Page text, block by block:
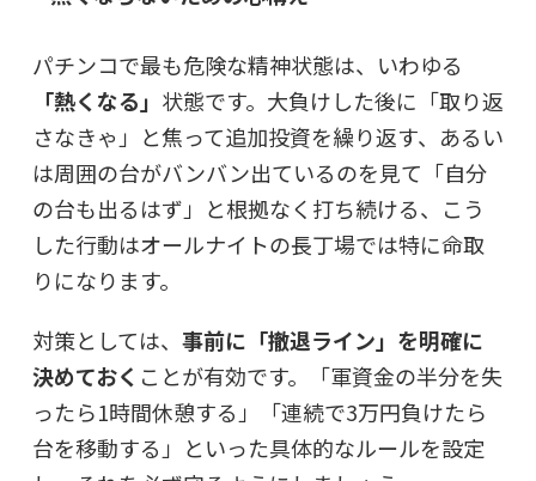
パチンコで最も危険な精神状態は、いわゆる
「熱くなる」 状態です。大負けした後に「取り返
さなきゃ」と焦って追加投資を繰り返す、あるい
は周囲の台がバンバン出ているのを見て「自分
の台も出るはず」と根拠なく打ち続ける、こう
した行動はオールナイトの長丁場では特に命取
りになります。
対策としては、 事前に「撤退ライン」を明確に
決めておく ことが有効です。「軍資金の半分を失
ったら1時間休憩する」「連続で3万円負けたら
台を移動する」といった具体的なルールを設定